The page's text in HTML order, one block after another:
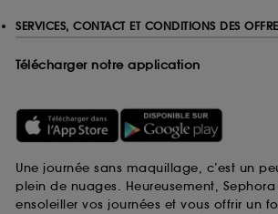
SERVICES, CONTACT ET CONDITIONS DES
Télécharger notre application
Une journée sans maquillage, c’est un
plein de nuages. Heureusement,
ensoleiller vos journées et vous offrir un